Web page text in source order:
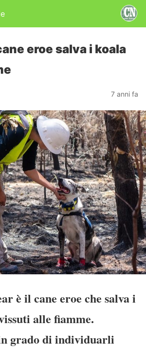
eroe salva i koala
7 anni fa
è il cane eroe che salva i
alle fiamme.
grado di individuarli